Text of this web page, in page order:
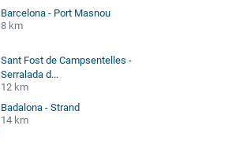
Barcelona - Port Masnou
8 km
Sant Fost de Campsentelles -
Serralada d...
12 km
Badalona - Strand
14 km